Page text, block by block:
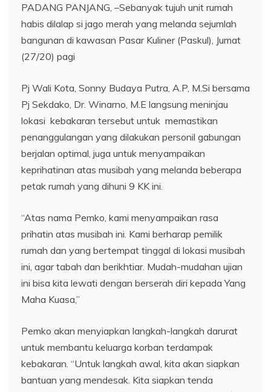
PADANG PANJANG, –Sebanyak tujuh unit rumah
habis dilalap si jago merah yang melanda sejumlah
bangunan di kawasan Pasar Kuliner (Paskul), Jumat
(27/20) pagi
Pj Wali Kota, Sonny Budaya Putra, A.P, M.Si bersama
Pj Sekdako, Dr. Winarno, M.E langsung meninjau
lokasi kebakaran tersebut untuk memastikan
penanggulangan yang dilakukan personil gabungan
berjalan optimal, juga untuk menyampaikan
keprihatinan atas musibah yang melanda beberapa
petak rumah yang dihuni 9 KK ini.
“Atas nama Pemko, kami menyampaikan rasa
prihatin atas musibah ini. Kami berharap pemilik
rumah dan yang bertempat tinggal di lokasi musibah
ini, agar tabah dan berikhtiar. Mudah-mudahan ujian
ini bisa kita lewati dengan berserah diri kepada Yang
Maha Kuasa,”
Pemko akan menyiapkan langkah-langkah darurat
untuk membantu keluarga korban terdampak
kebakaran. “Untuk langkah awal, kita akan siapkan
bantuan yang mendesak. Kita siapkan tenda